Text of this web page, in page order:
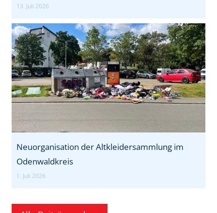
13. Juli 2026
Neuorganisation der Altkleidersammlung im
Odenwaldkreis
1. Juli 2026